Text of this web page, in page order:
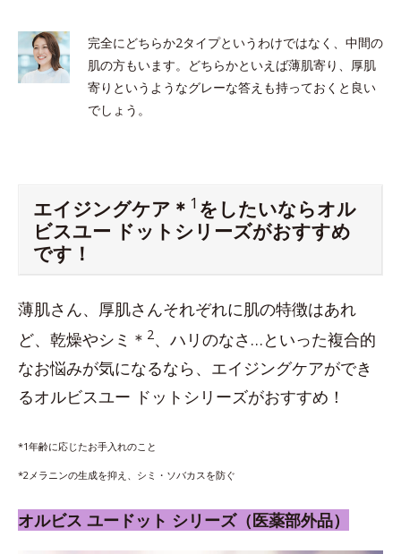
完全にどちらか2タイプというわけではなく、中間の
肌の方もいます。どちらかといえば薄肌寄り、厚肌
寄りというようなグレーな答えも持っておくと良い
でしょう。
エイジングケア＊ 1 をしたいならオル
ビスユー ドットシリーズがおすすめ
です！
薄肌さん、厚肌さんそれぞれに肌の特徴はあれ
ど、乾燥やシミ＊ 2、ハリのなさ…といった複合的
なお悩みが気になるなら、エイジングケアができ
るオルビスユー ドットシリーズがおすすめ！
*1年齢に応じたお手入れのこと
*2メラニンの生成を抑え、シミ・ソバカスを防ぐ
オルビス ユードット シリーズ（医薬部外品）